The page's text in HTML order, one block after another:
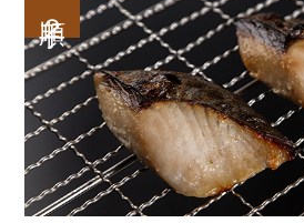
手順２